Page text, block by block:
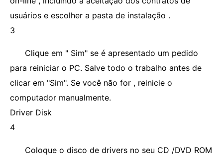
usuários e escolher a pasta de instalação .
3
Clique em " Sim" se é apresentado um pedido
para reiniciar o PC. Salve todo o trabalho antes de
clicar em "Sim". Se você não for , reinicie o
computador manualmente.
Driver Disk
4
Coloque o disco de drivers no seu CD /DVD ROM